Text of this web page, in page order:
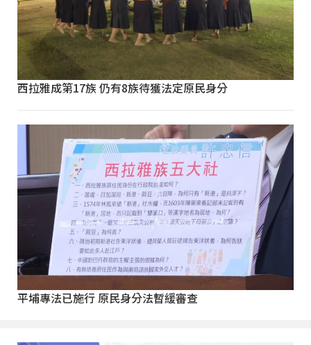
西拉雅成第17族 仍有8族待獲法定原民身分
平埔專法已施行 原民身分法暫緩審查